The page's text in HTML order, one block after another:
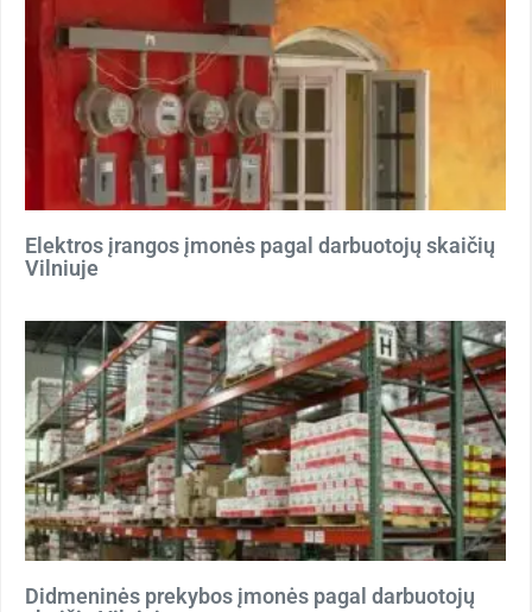
Elektros įrangos įmonės pagal darbuotojų skaičių
Vilniuje
Didmeninės prekybos įmonės pagal darbuotojų